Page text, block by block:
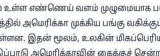
உள்ள எண்ணெய் வளம் முழுமையாக
அமெரிக்கா முக்கிய பங்கு
இதன் மூலம், உலகின்
அமெரிக்காவின் கைக்குச்